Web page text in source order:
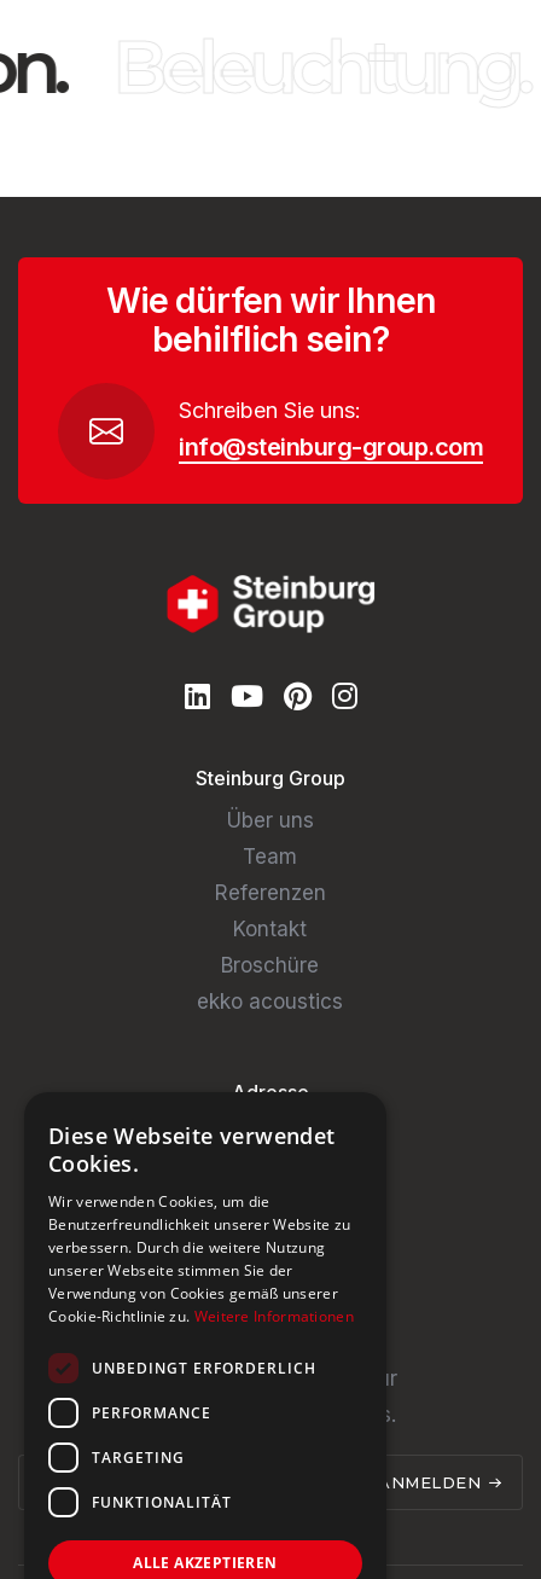
Beleuchtung.
Wie dürfen wir Ihnen
behilflich sein?
Schreiben Sie uns:
info@steinburg-group.com
Steinburg Group
Über uns
Team
Referenzen
Kontakt
Broschüre
ekko acoustics
Adresse
Steinburg Group GmbH
CH-5466 Kaiserstuhl
+41 43 433 00 25
Newsletter abonnieren für
Neuigkeiten und Updates.
ANMELDEN
Diese Webseite verwendet
Cookies.
Wir verwenden Cookies, um die
Benutzerfreundlichkeit unserer Website zu
verbessern. Durch die weitere Nutzung
unserer Webseite stimmen Sie der
Verwendung von Cookies gemäß unserer
Cookie-Richtlinie zu. Weitere Informationen
UNBEDINGT ERFORDERLICH
PERFORMANCE
TARGETING
FUNKTIONALITÄT
ALLE AKZEPTIEREN